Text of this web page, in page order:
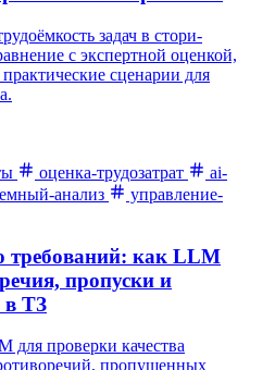
задач в стори-
с экспертной оценкой,
сценарии для
оценка-трудозатрат
ai-
анализ
управление-
требований: как LLM
пропуски и
в ТЗ
для проверки качества
пропущенных